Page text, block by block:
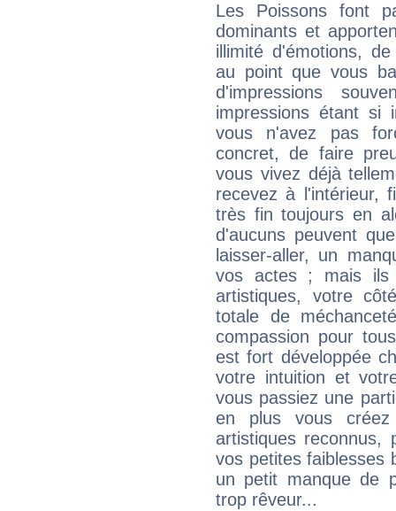
Les Poissons font
dominants et
illimité d'émotions,
au point que vous
d'impressions
impressions étant si
vous n'avez pas
concret, de faire
vous vivez déjà
recevez à l'intérieur,
très fin toujours en
d'aucuns peuvent
laisser-aller, un
vos actes ; mais ils
artistiques, votre
totale de
compassion pour
est fort développée
votre intuition et
vous passiez une
en plus vous
artistiques reconnus,
vos petites faiblesses
un petit manque de
trop rêveur...